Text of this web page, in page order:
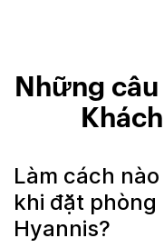
Những
Làm cách
khi đặt phòng
Hyannis?